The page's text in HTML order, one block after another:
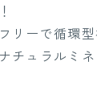
リーで循環
チュラルミ